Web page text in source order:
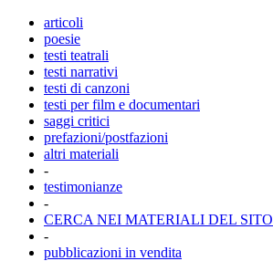
articoli
poesie
testi teatrali
testi narrativi
testi di canzoni
testi per film e documentari
saggi critici
prefazioni/postfazioni
altri materiali
-
testimonianze
-
CERCA NEI MATERIALI DEL SITO
-
pubblicazioni in vendita